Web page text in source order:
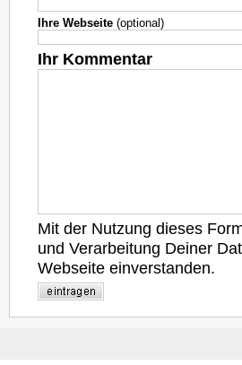
Ihre Webseite (optional)
Ihr Kommentar
Mit der Nutzung dieses
und Verarbeitung Deiner
Webseite einverstanden.